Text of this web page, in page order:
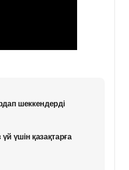
шеккендерді
үшін қазақтарға